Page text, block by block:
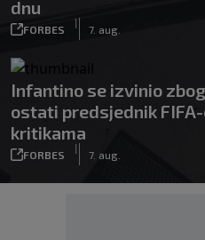
dnu
FORBES
|
7. aug.
Infantino se izvinio
ostati predsjednik
kritikama
FORBES
|
7. aug.